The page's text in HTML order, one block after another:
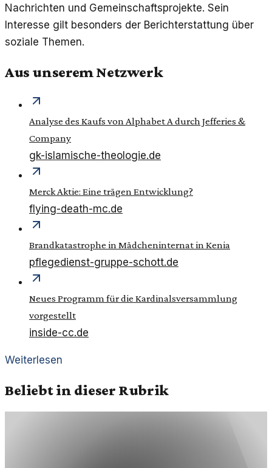
Nachrichten und Gemeinschaftsprojekte. Sein
Interesse gilt besonders der Berichterstattung über
soziale Themen.
Aus unserem Netzwerk
Analyse des Kaufs von Alphabet A durch Jefferies &
Company
gk-islamische-theologie.de
Merck Aktie: Eine trägen Entwicklung?
flying-death-mc.de
Brandkatastrophe in Mädcheninternat in Kenia
pflegedienst-gruppe-schott.de
Neues Programm für die Kardinalsversammlung
vorgestellt
inside-cc.de
Weiterlesen
Beliebt in dieser Rubrik